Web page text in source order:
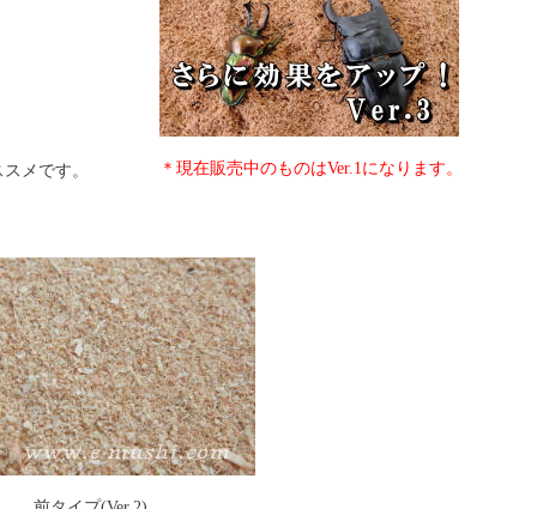
メです。 ＊現在販売中のものはVer.1になります。